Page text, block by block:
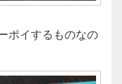
ポイするものなの